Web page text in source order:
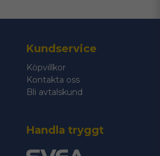
min fråga
Skicka fråga
Kundservice
Köpvillkor
Kontakta oss
Bli avtalskund
Handla tryggt